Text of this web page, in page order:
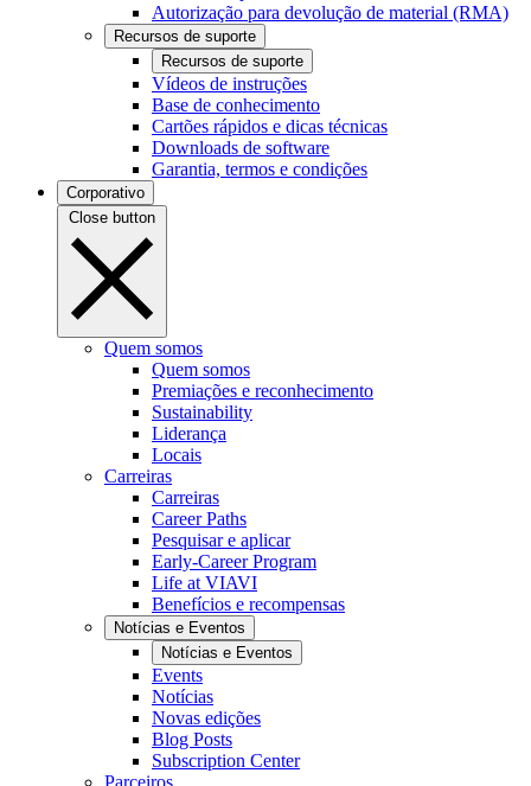
Autorização para devolução de material (RMA)
Recursos de suporte
Recursos de suporte
Vídeos de instruções
Base de conhecimento
Cartões rápidos e dicas técnicas
Downloads de software
Garantia, termos e condições
Corporativo
Close button
Quem somos
Quem somos
Premiações e reconhecimento
Sustainability
Liderança
Locais
Carreiras
Carreiras
Career Paths
Pesquisar e aplicar
Early-Career Program
Life at VIAVI
Benefícios e recompensas
Notícias e Eventos
Notícias e Eventos
Events
Notícias
Novas edições
Blog Posts
Subscription Center